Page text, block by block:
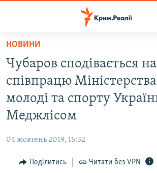
Перейти
основного
матеріалу
до
основної
Перейти
пошуку
НОВИНИ
ВОДА.КРИМ
ВІДЕО ТА ФОТО
ПОЛІТИКА
ІНТЕРВ'Ю
НОВИНИ
Чубаров сподівається на
співпрацю
молоді та спорту
Меджлісом
04 жовтень 2019, 15:32
Поділитись Читати без VPN